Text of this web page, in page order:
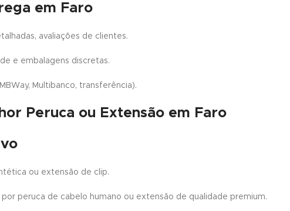
em Faro
avaliações de clientes.
e embalagens discretas.
Multibanco, transferência).
Peruca ou Extensão em Faro
ou extensão de clip.
peruca de cabelo humano ou extensão de qualidade premium.